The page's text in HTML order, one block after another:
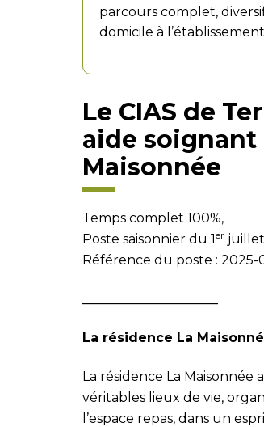
parcours complet,
domicile à
Le CIAS de
aide soignant
Maisonnée
Temps complet 100%,
Poste saisonnier du 1er
Référence du poste : 2025-
La résidence La
La résidence La Maisonnée
véritables lieux de vie,
l’espace repas, dans un